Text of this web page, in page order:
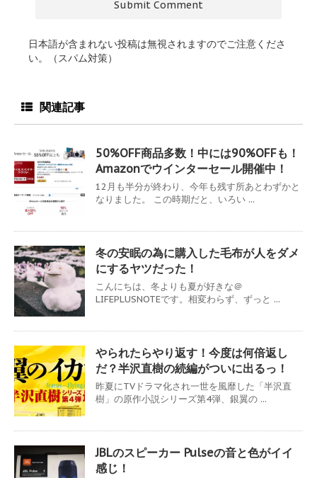
日本語が含まれない投稿は無視されますのでご注意くださ
い。（スパム対策）
関連記事
50%OFF商品多数！中には90%OFFも！
Amazonでウインターセール開催中！
12月も半分が終わり、今年も残す所あとわずかと
なりました。 この時期だと、いろい ...
冬の安眠の為に購入した毛布が人をダメ
にするヤツだった！
こんにちは、冬よりも夏が好きな＠
LIFEPLUSNOTEです。相変わらず、ずっと ...
やられたらやり返す！今度は何倍返し
だ？半沢直樹の続編がついに出るっ！
昨夏にTVドラマ化され一世を風靡した「半沢直
樹」の原作小説シリーズ第4弾、銀翼の ...
JBLのスピーカー Pulseの音と色がイイ
感じ！